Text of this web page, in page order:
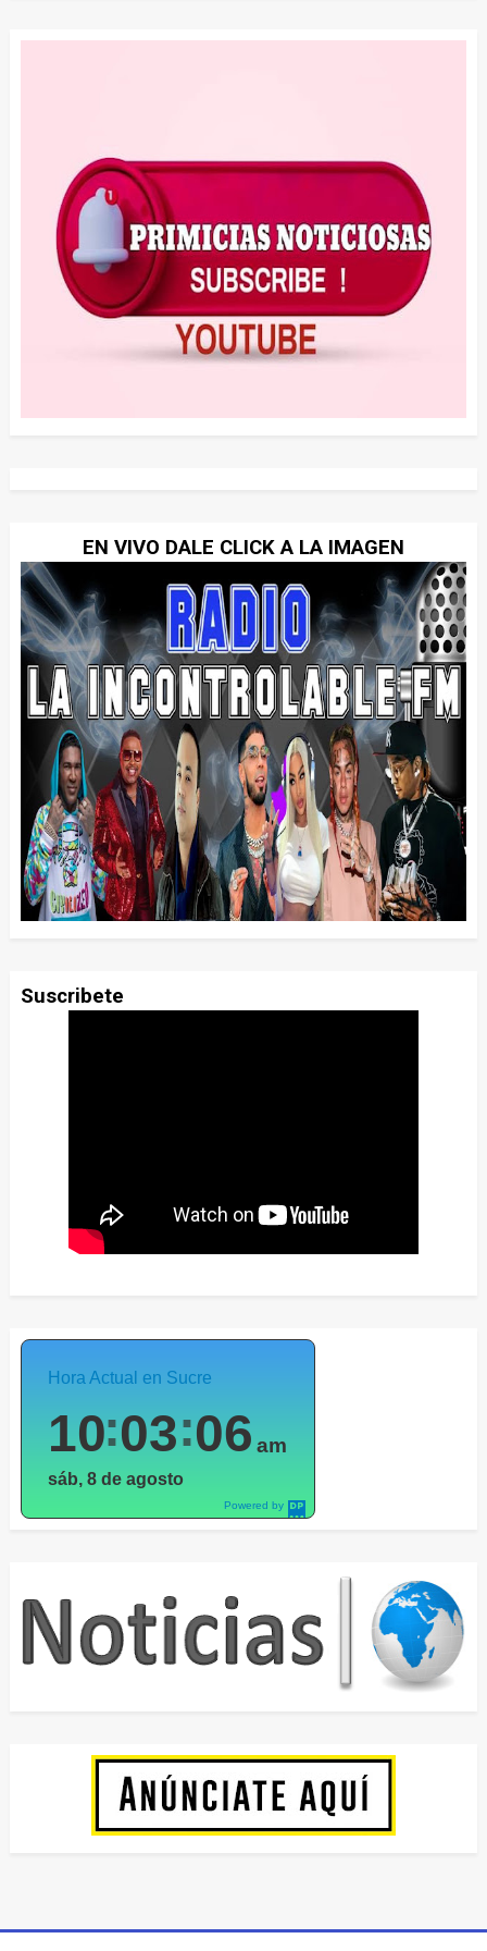
EN VIVO DALE CLICK A LA IMAGEN
Suscribete
Powered by
DaysPedia.c
Hora Actual en Sucre
10 03 08 am
sáb, 8 de agosto